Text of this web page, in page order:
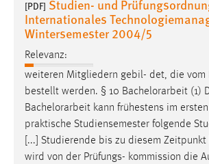
[PDF] Studien- und
Internationales
Wintersemester 2004/5
Relevanz:
weiteren Mitgliedern gebil- det, die vom
bestellt werden. § 10 Bachelorarbeit (1)
Bachelorarbeit kann frühestens im
praktische Studiensemester folgende
[...] Studierende bis zu diesem Zeitpunkt
wird von der Prüfungs- kommission die